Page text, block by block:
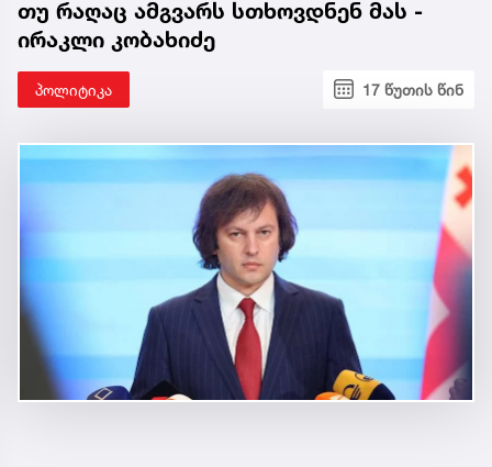
თუ რაღაც ამგვარს სთხოვდნენ მას -
ირაკლი კობახიძე
პოლიტიკა 17 წუთის წინ